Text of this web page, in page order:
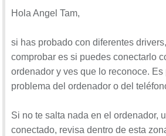
Hola Angel Tam,
si has probado con diferentes
comprobar es si puedes conectarlo
ordenador y ves que lo reconoce. Es
problema del ordenador o del
Si no te salta nada en el ordenador,
conectado, revisa dentro de esta